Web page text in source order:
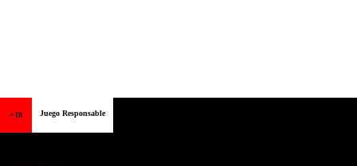
+18 Juego Responsable